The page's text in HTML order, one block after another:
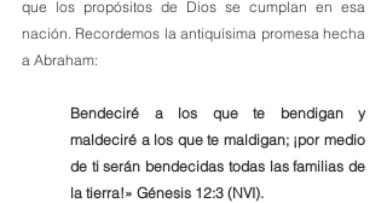
que los propósitos de Dios se cumplan en esa
nación. Recordemos la antiquísima promesa hecha
a Abraham:
Bendeciré a los que te bendigan y
maldeciré a los que te maldigan; ¡por medio
de ti serán bendecidas todas las familias de
la tierra!» Génesis 12:3 (NVI).